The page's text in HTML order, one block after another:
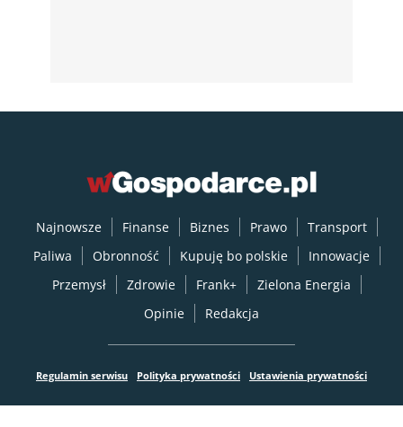
Najnowsze Finanse Biznes Prawo
Transport
Paliwa
Obronność Kupuję bo polskie
Innowacje
Przemysł
Zdrowie Frank+
Zielona Energia
Opinie
Redakcja
Regulamin serwisu Polityka prywatności Ustawienia prywatności